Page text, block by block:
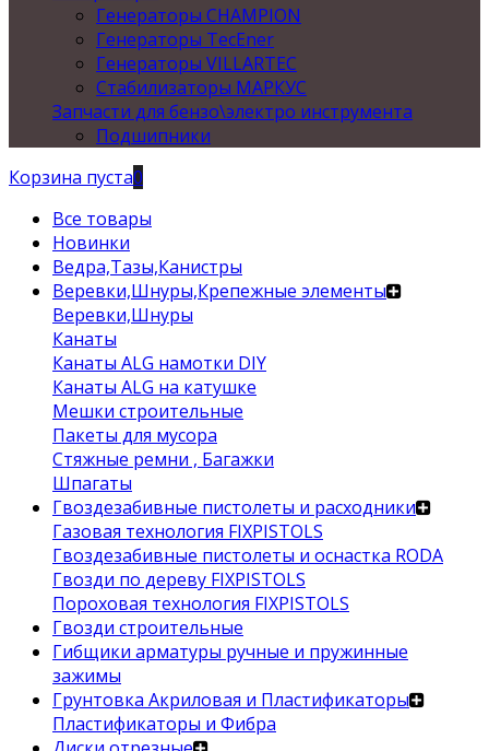
Генераторы CHAMPION
Генераторы TecEner
Генераторы VILLARTEC
Стабилизаторы МАРКУС
Запчасти для бензо\электро инструмента
Подшипники
Корзина пуста0
Все товары
Новинки
Ведра,Тазы,Канистры
Веревки,Шнуры,Крепежные элементы
Веревки,Шнуры
Канаты
Канаты ALG намотки DIY
Канаты ALG на катушке
Мешки строительные
Пакеты для мусора
Стяжные ремни , Багажки
Шпагаты
Гвоздезабивные пистолеты и расходники
Газовая технология FIXPISTOLS
Гвоздезабивные пистолеты и оснастка RODA
Гвозди по дереву FIXPISTOLS
Пороховая технология FIXPISTOLS
Гвозди строительные
Гибщики арматуры ручные и пружинные
зажимы
Грунтовка Акриловая и Пластификаторы
Пластификаторы и Фибра